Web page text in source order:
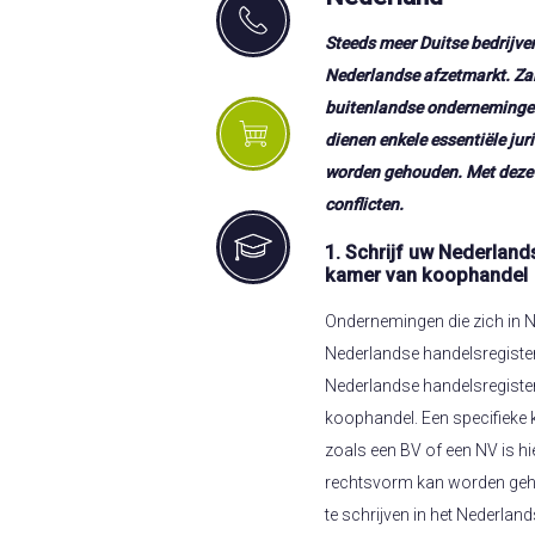
Steeds meer Duitse
Nederlandse afzetmarkt.
buitenlandse
dienen enkele essentiële
worden gehouden. Met
conflicten.
1. Schrijf uw
kamer van koophandel
Ondernemingen die zich in
Nederlandse
Nederlandse
koophandel. Een
zoals een BV of een NV is
rechtsvorm kan worden
te schrijven in het